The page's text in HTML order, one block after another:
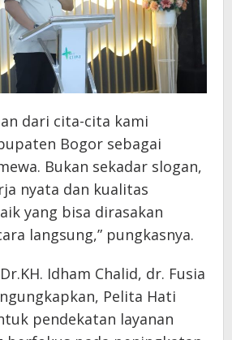
dari cita-cita kami
Bogor sebagai
Bukan sekadar slogan,
nyata dan kualitas
yang bisa dirasakan
langsung,” pungkasnya.
Idham Chalid, dr. Fusia
Pelita Hati
pendekatan layanan